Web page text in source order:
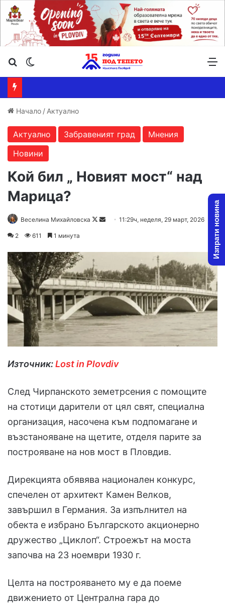
Търсене ...
Начало / Актуално
Актуално Забравеният град
Мнения
Новини
Кой бил „ Новият мост“ над
Марица?
Веселина Михайловска
Follow
Send11:29ч, неделя, 29 март, 2026
2 611 1 минута
Източник:Lost in Plovdiv
След Чирпанското земетрсения с помощите
на стотици дарители от цял свят, специална
организация, насочена към подпомагане и
възстанояване на щетите, отделя парите за
построяване на нов мост в Пловдив.
Дирекцията обявява национален конкурс,
спечелен от архитект Камен Велков,
завършил в Германия. За изпълнител на
обекта е избрано Българското акционерно
дружество „Циклоп“. Строежът на моста
започва на 23 ноември 1930 г.
Целта на построяването му е да поеме
движението от Централна гара до
Изпрати новина